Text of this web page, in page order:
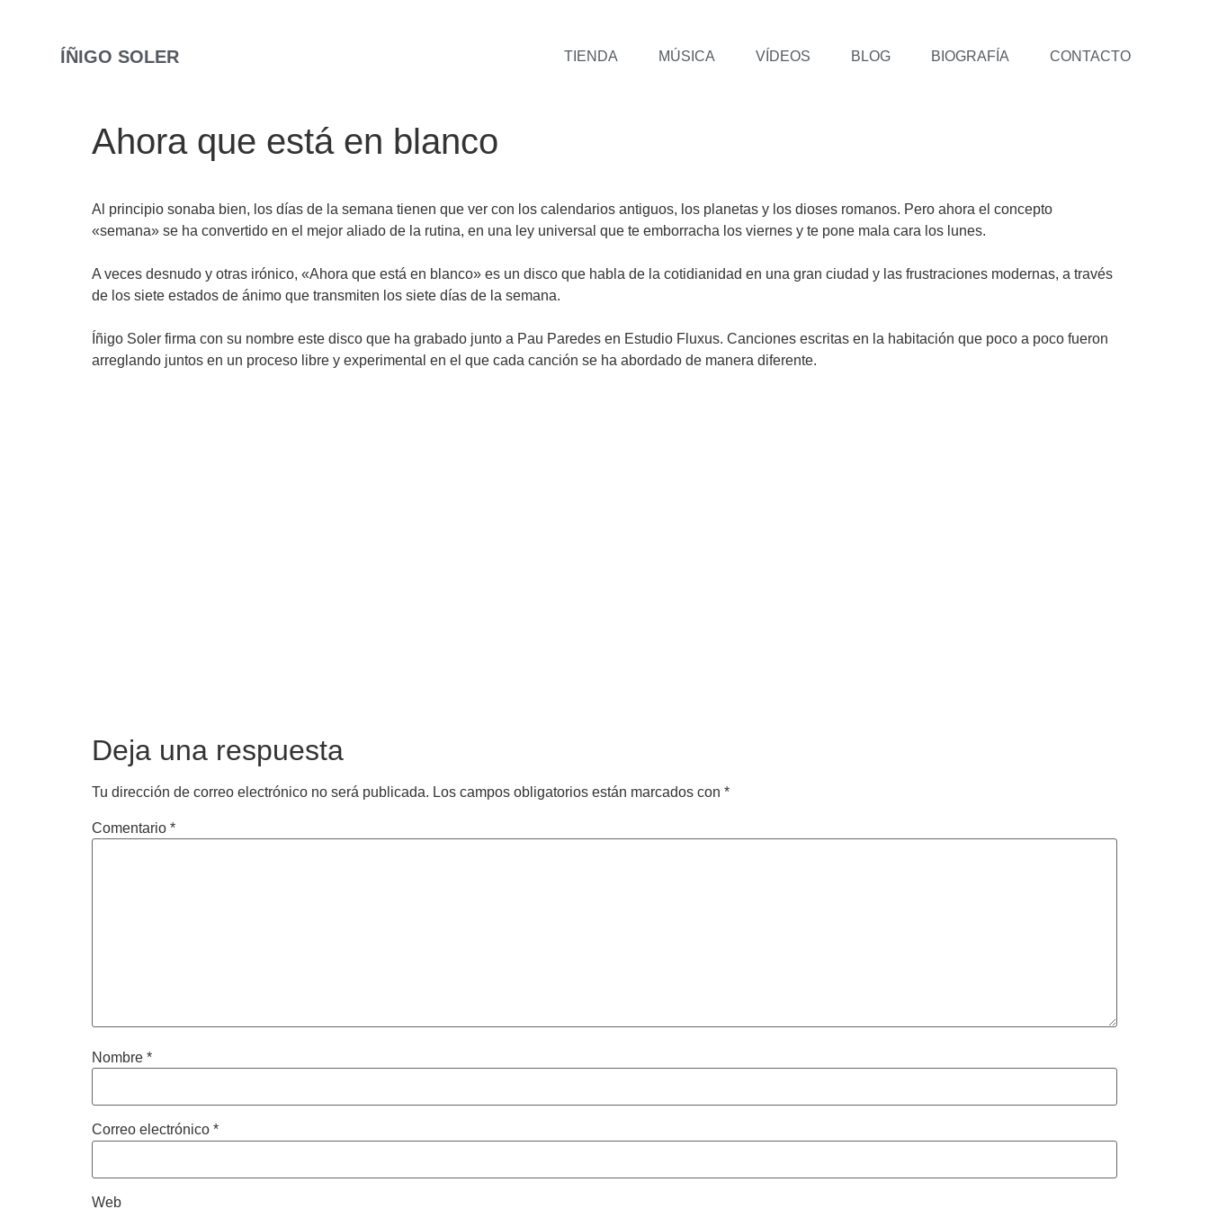
ÍÑIGO SOLER TIENDA MÚSICA VÍDEOS BLOG BIOGRAFÍA CONTACTO
Ahora que está en blanco
Al principio sonaba bien, los días de la semana tienen que ver con los calendarios antiguos, los planetas y los dioses romanos. Pero ahora el concepto
«semana» se ha convertido en el mejor aliado de la rutina, en una ley universal que te emborracha los viernes y te pone mala cara los lunes.
A veces desnudo y otras irónico, «Ahora que está en blanco» es un disco que habla de la cotidianidad en una gran ciudad y las frustraciones modernas, a través
de los siete estados de ánimo que transmiten los siete días de la semana.
Íñigo Soler firma con su nombre este disco que ha grabado junto a Pau Paredes en Estudio Fluxus. Canciones escritas en la habitación que poco a poco fueron
arreglando juntos en un proceso libre y experimental en el que cada canción se ha abordado de manera diferente.
Deja una respuesta
Tu dirección de correo electrónico no será publicada. Los campos obligatorios están marcados con *
Comentario *
Nombre *
Correo electrónico *
Web